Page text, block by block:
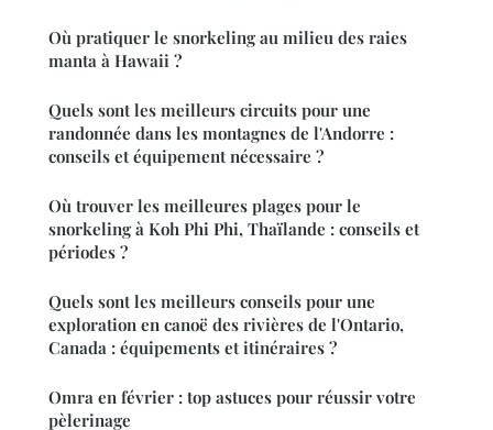
Où pratiquer le snorkeling au milieu des raies
manta à Hawaii ?
Quels sont les meilleurs circuits pour une
randonnée dans les montagnes de l'Andorre :
conseils et équipement nécessaire ?
Où trouver les meilleures plages pour le
snorkeling à Koh Phi Phi, Thaïlande : conseils et
périodes ?
Quels sont les meilleurs conseils pour une
exploration en canoë des rivières de l'Ontario,
Canada : équipements et itinéraires ?
Omra en février : top astuces pour réussir votre
pèlerinage